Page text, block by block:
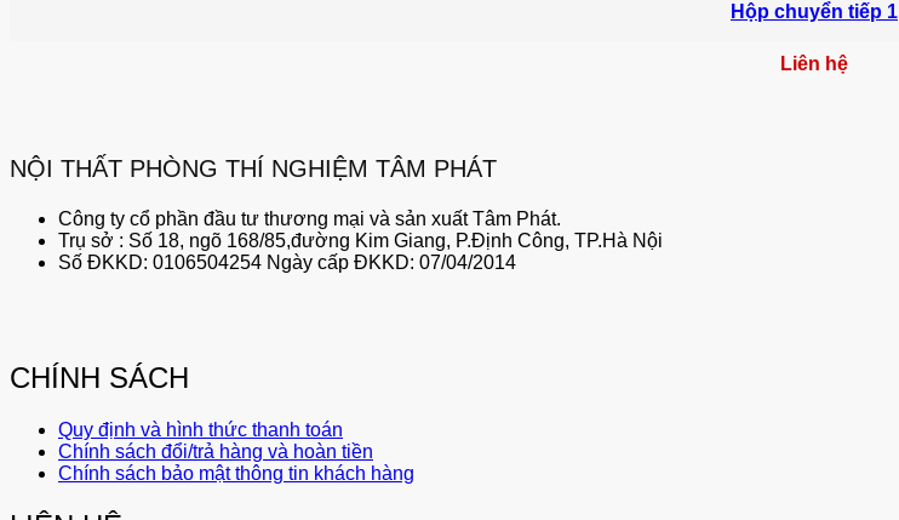
Hộp chuyển tiếp 1
Liên hệ
NỘI THẤT PHÒNG THÍ NGHIỆM TÂM PHÁT
Công ty cổ phần đầu tư thương mại và sản xuất Tâm Phát.
Trụ sở : Số 18, ngõ 168/85,đường Kim Giang, P.Định Công, TP.Hà Nội
Số ĐKKD: 0106504254 Ngày cấp ĐKKD: 07/04/2014
CHÍNH SÁCH
Quy định và hình thức thanh toán
Chính sách đổi/trả hàng và hoàn tiền
Chính sách bảo mật thông tin khách hàng